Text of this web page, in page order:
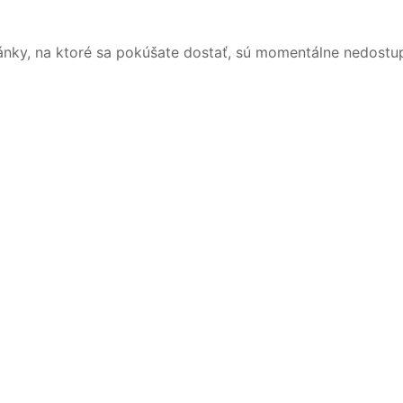
na ktoré sa pokúšate dostať, sú momentálne